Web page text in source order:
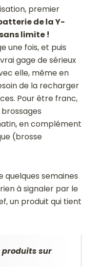
premier
de la Y-
limite !
une fois, et puis
gage de sérieux
elle, même en
de la recharger
Pour être franc,
brossages
en complément
(brosse
quelques semaines
à signaler par le
un produit qui tient
produits sur